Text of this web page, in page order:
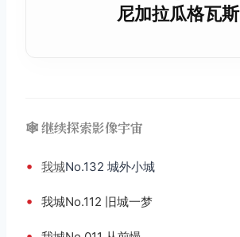
尼加拉瓜格瓦斯
🕸️ 继续探索影像宇宙
• 我城No.132 城外小城
• 我城No.112 旧城一梦